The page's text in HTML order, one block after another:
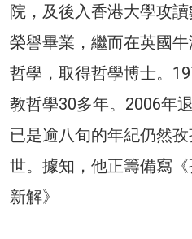
院，及後入香港大學攻
榮譽畢業，繼而在英國
哲學，取得哲學博士。
教哲學30多年。2006年
已是逾八旬的年紀仍然
世。據知，他正籌備寫
新解》